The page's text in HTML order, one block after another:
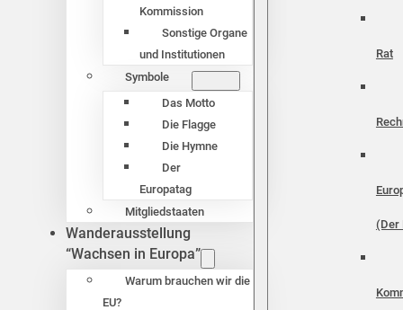
Kommission
Sonstige Organe
und Institutionen
Symbole
Das Motto
Die Flagge
Die Hymne
Der
Europatag
Mitgliedstaaten
Wanderausstellung
“Wachsen in Europa”
Warum brauchen wir die
EU?
Rat
(Der